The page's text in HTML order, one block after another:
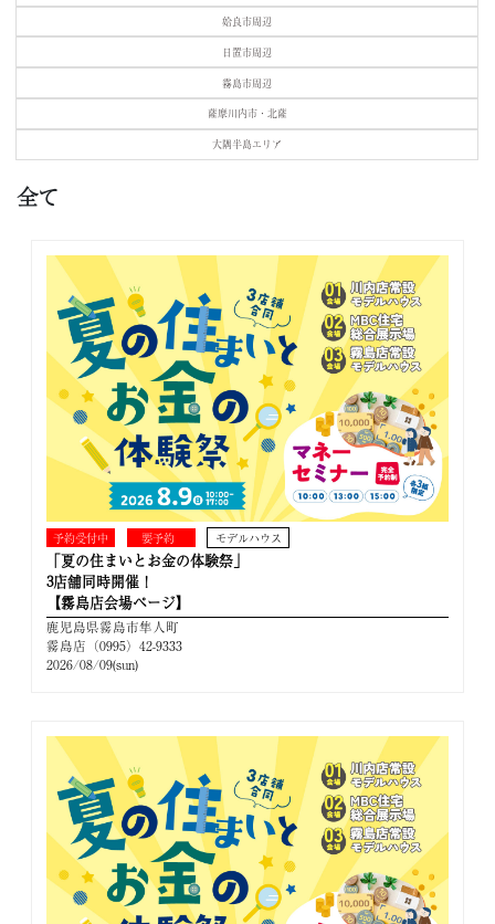
姶良市周辺
日置市周辺
霧島市周辺
薩摩川内市・北薩
大隅半島エリア
全て
予約受付中 要予約 モデルハウス
「夏の住まいとお金の体験祭」
3店舗同時開催！
【霧島店会場ページ】
鹿児島県霧島市隼人町
霧島店（0995）42-9333
2026/08/09(sun)